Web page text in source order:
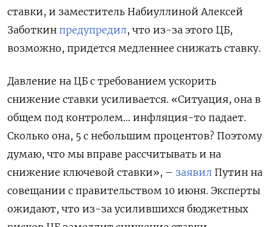
ставки, и заместитель Набиуллиной Алексей
Заботкин предупредил, что из-за этого ЦБ,
возможно, придется медленнее снижать ставку.
Давление на ЦБ с требованием ускорить
снижение ставки усиливается. «Ситуация, она в
общем под контролем… инфляция-то падает.
Сколько она, 5 с небольшим процентов? Поэтому
думаю, что мы вправе рассчитывать и на
снижение ключевой ставки», – заявил Путин на
совещании с правительством 10 июня. Эксперты
ожидают, что из-за усилившихся бюджетных